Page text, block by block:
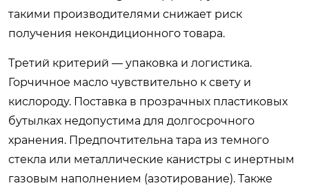
такими производителями снижает риск
получения некондиционного товара.
Третий критерий — упаковка и логистика.
Горчичное масло чувствительно к свету и
кислороду. Поставка в прозрачных пластиковых
бутылках недопустима для долгосрочного
хранения. Предпочтительна тара из темного
стекла или металлические канистры с инертным
газовым наполнением (азотирование). Также